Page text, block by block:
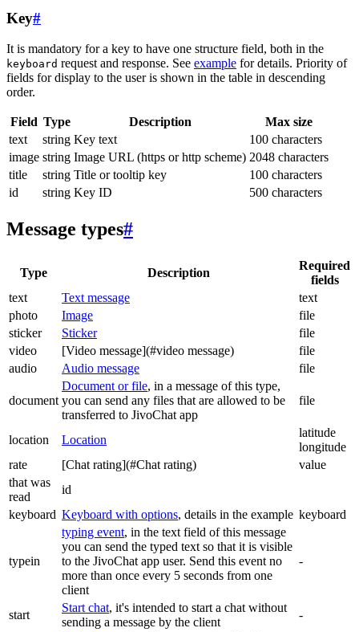
Key#
It is mandatory for a key to have one structure field, both in the
keyboard request and response. See example for details. Priority of
fields for display to the user is shown in the table in descending
order.
Field Type Description
Max size
text
string Key text
100 characters
image string Image URL (https or http scheme) 2048 characters
title
string Title or tooltip key
100 characters
id
string Key ID 500 characters
Message types#
Type Description
Required
fields
text
Text message
text
photo
Image
file
sticker
Sticker
file
video
[Video message](#video message)
file
audio
Audio message file
document
Document or file, in a message of this type,
you can send any files that are allowed to be
transferred to JivoChat app
file
location Location
latitude
longitude
rate
[Chat rating](#Chat rating)
value
that was
read
id
keyboard Keyboard with options, details in the example keyboard
typein
typing event, in the text field of this message
you can send the typed text so that it is visible
to the JivoChat app user. Send this event no
more than once every 5 seconds from one
client
-
start
Start chat, it's intended to start a chat without
sending a message by the client
-